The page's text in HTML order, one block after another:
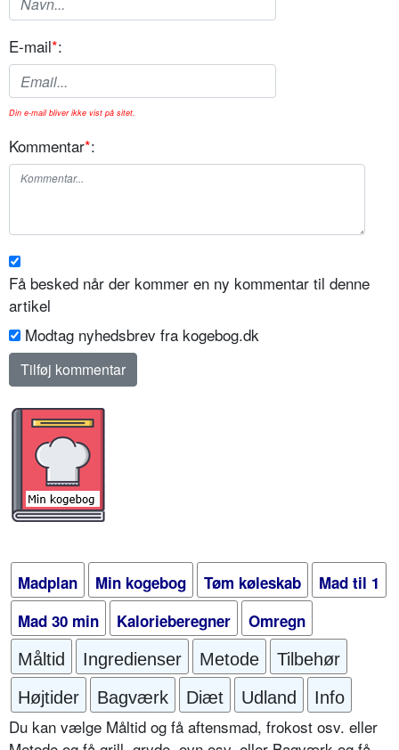
E-mail*:
Din e-mail bliver ikke vist på sitet.
Kommentar*:
Få besked når der kommer en ny kommentar til denne
artikel
Modtag nyhedsbrev fra kogebog.dk
Madplan Min kogebog Tøm køleskab
Mad til 1
Mad 30 min
Kalorieberegner Omregn
Måltid Ingredienser Metode
Tilbehør
Højtider
Bagværk Diæt Udland Info
Du kan vælge Måltid og få aftensmad, frokost osv. eller